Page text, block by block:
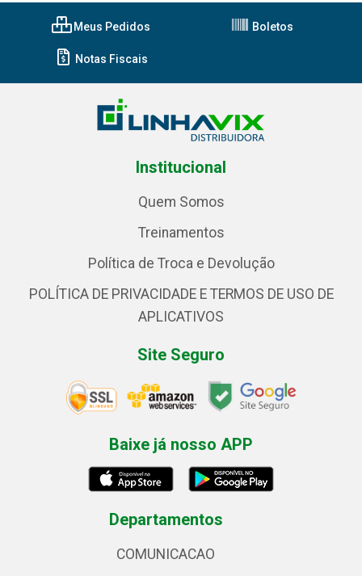
Meus Pedidos Boletos
Notas Fiscais
Institucional
Quem Somos
Treinamentos
Política de Troca e Devolução
POLÍTICA DE PRIVACIDADE E TERMOS DE USO DE
APLICATIVOS
Site Seguro
Baixe já nosso APP
Departamentos
COMUNICACAO